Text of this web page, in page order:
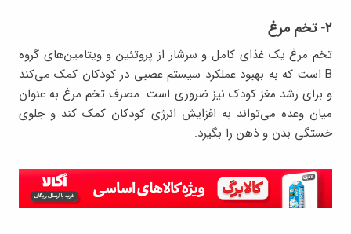
۲- تخم مرغ
تخم مرغ یک غذای کامل و سرشار از پروتئین و ویتامین‌های گروه
B است که به بهبود عملکرد سیستم عصبی در کودکان کمک می‌کند
و برای رشد مغز کودک نیز ضروری است. مصرف تخم مرغ به عنوان
میان وعده می‌تواند به افزایش انرژی کودکان کمک کند و جلوی
خستگی بدن و ذهن را بگیرد.